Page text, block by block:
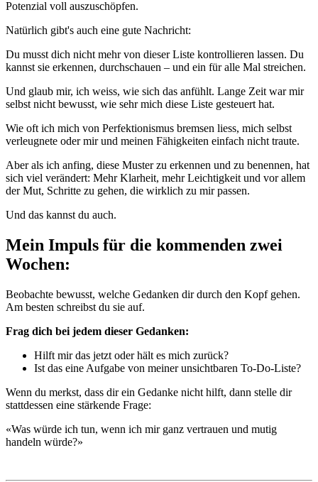
Potenzial voll auszuschöpfen.
Natürlich gibt's auch eine gute Nachricht:
Du musst dich nicht mehr von dieser Liste kontrollieren lassen. Du
kannst sie erkennen, durchschauen – und ein für alle Mal streichen.
Und glaub mir, ich weiss, wie sich das anfühlt. Lange Zeit war mir
selbst nicht bewusst, wie sehr mich diese Liste gesteuert hat.
Wie oft ich mich von Perfektionismus bremsen liess, mich selbst
verleugnete oder mir und meinen Fähigkeiten einfach nicht traute.
Aber als ich anfing, diese Muster zu erkennen und zu benennen, hat
sich viel verändert: Mehr Klarheit, mehr Leichtigkeit und vor allem
der Mut, Schritte zu gehen, die wirklich zu mir passen.
Und das kannst du auch.
Mein Impuls für die kommenden zwei
Wochen:
Beobachte bewusst, welche Gedanken dir durch den Kopf gehen.
Am besten schreibst du sie auf.
Frag dich bei jedem dieser Gedanken:
Hilft mir das jetzt oder hält es mich zurück?
Ist das eine Aufgabe von meiner unsichtbaren To-Do-Liste?
Wenn du merkst, dass dir ein Gedanke nicht hilft, dann stelle dir
stattdessen eine stärkende Frage:
«Was würde ich tun, wenn ich mir ganz vertrauen und mutig
handeln würde?»